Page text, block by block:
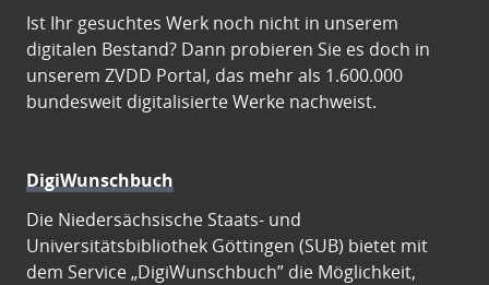
Ist Ihr gesuchtes Werk noch nicht in unserem
digitalen Bestand? Dann probieren Sie es doch in
unserem ZVDD Portal, das mehr als 1.600.000
bundesweit digitalisierte Werke nachweist.
DigiWunschbuch
Die Niedersächsische Staats- und
Universitätsbibliothek Göttingen (SUB) bietet mit
dem Service „DigiWunschbuch” die Möglichkeit,